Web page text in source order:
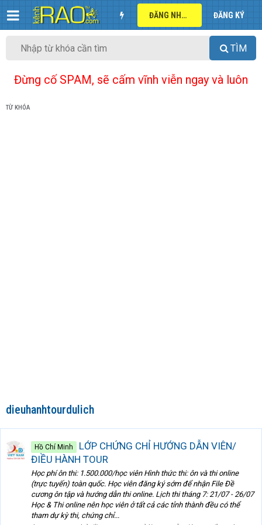
ĐĂNG NHẬP ĐĂNG KÝ
TÌM
Đừng cố SPAM, sẽ cấm vĩnh viễn ngay và luôn
TỪ KHÓA
dieuhanhtourdulich
Hồ Chí Minh
LỚP CHỨNG CHỈ HƯỚNG DẪN VIÊN/
ĐIỀU HÀNH TOUR
Học phí ôn thi: 1.500.000/học viên Hình thức thi: ôn và thi online
(trực tuyến) toàn quốc. Học viên đăng ký sớm để nhận File Đề
cương ôn tập và hướng dẫn thi online. Lịch thi tháng 7: 21/07 - 26/07
Học & Thi online nên học viên ở tất cả các tỉnh thành đều có thể
tham dự kỳ thi, chứng chỉ...